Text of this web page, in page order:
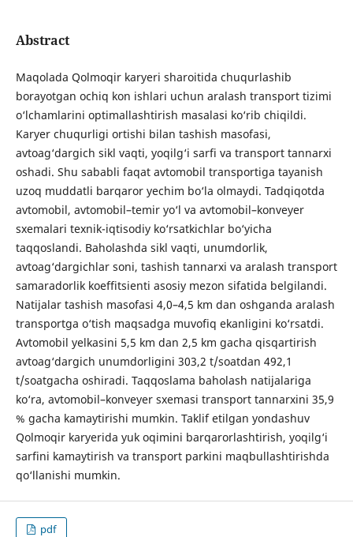
Abstract
Maqolada Qolmoqir karyeri sharoitida chuqurlashib
borayotgan ochiq kon ishlari uchun aralash transport tizimi
o‘lchamlarini optimallashtirish masalasi ko‘rib chiqildi.
Karyer chuqurligi ortishi bilan tashish masofasi,
avtoag‘dargich sikl vaqti, yoqilg‘i sarfi va transport tannarxi
oshadi. Shu sababli faqat avtomobil transportiga tayanish
uzoq muddatli barqaror yechim bo‘la olmaydi. Tadqiqotda
avtomobil, avtomobil–temir yo‘l va avtomobil–konveyer
sxemalari texnik-iqtisodiy ko‘rsatkichlar bo‘yicha
taqqoslandi. Baholashda sikl vaqti, unumdorlik,
avtoag‘dargichlar soni, tashish tannarxi va aralash transport
samaradorlik koeffitsienti asosiy mezon sifatida belgilandi.
Natijalar tashish masofasi 4,0–4,5 km dan oshganda aralash
transportga o‘tish maqsadga muvofiq ekanligini ko‘rsatdi.
Avtomobil yelkasini 5,5 km dan 2,5 km gacha qisqartirish
avtoag‘dargich unumdorligini 303,2 t/soatdan 492,1
t/soatgacha oshiradi. Taqqoslama baholash natijalariga
ko‘ra, avtomobil–konveyer sxemasi transport tannarxini 35,9
% gacha kamaytirishi mumkin. Taklif etilgan yondashuv
Qolmoqir karyerida yuk oqimini barqarorlashtirish, yoqilg‘i
sarfini kamaytirish va transport parkini maqbullashtirishda
qo‘llanishi mumkin.
pdf